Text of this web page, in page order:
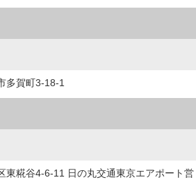
多賀町3-18-1
東糀谷4-6-11 日の丸交通東京エアポート営